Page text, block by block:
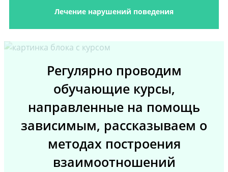
Лечение нарушений поведения
Регулярно проводим
обучающие курсы,
направленные на помощь
зависимым, рассказываем о
методах построения
взаимоотношений